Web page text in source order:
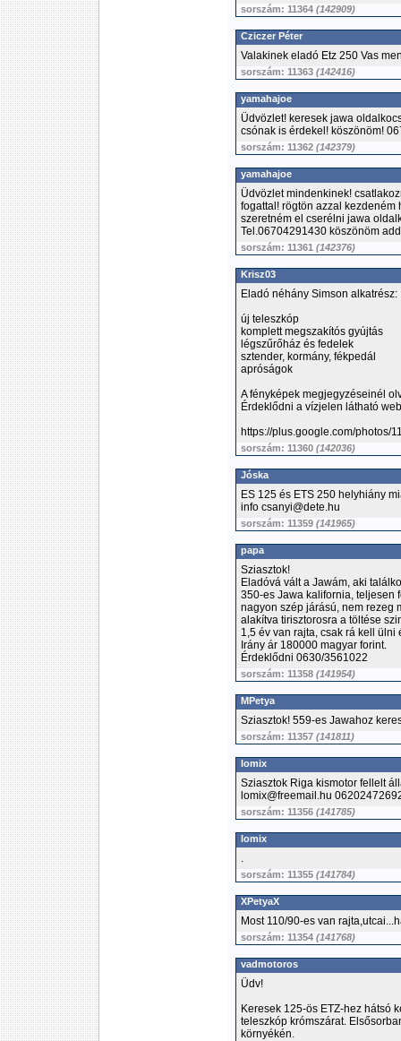
sorszám: 11364 (142909)
Cziczer Péter
Valakinek eladó Etz 250 Vas
sorszám: 11363 (142416)
yamahajoe
Üdvözlet! keresek jawa
csónak is érdekel! köszönöm!
sorszám: 11362 (142379)
yamahajoe
Üdvözlet mindenkinek!
fogattal! rögtön azzal
szeretném el cserélni jawa
Tel.06704291430 köszönöm
sorszám: 11361 (142376)
Krisz03
Eladó néhány Simson alkatrész:
új teleszkóp
komplett megszakítós gyújtás
légszűrőház és fedelek
sztender, kormány, fékpedál
apróságok
A fényképek megjegyzéseinél
Érdeklődni a vízjelen látható
https://plus.google.com/photos/
sorszám: 11360 (142036)
Jóska
ES 125 és ETS 250 helyhiány
info csanyi@dete.hu
sorszám: 11359 (141965)
papa
Sziasztok!
Eladóvá vált a Jawám, aki
350-es Jawa kalifornia, teljesen
nagyon szép járású, nem rezeg
alakítva tirisztorosra a töltése
1,5 év van rajta, csak rá kell ülni
Irány ár 180000 magyar forint.
Érdeklődni 0630/3561022
sorszám: 11358 (141954)
MPetya
Sziasztok! 559-es Jawahoz
sorszám: 11357 (141811)
lomix
Sziasztok Riga kismotor fellelt
lomix@freemail.hu
sorszám: 11356 (141785)
lomix
.
sorszám: 11355 (141784)
XPetyaX
Most 110/90-es van
sorszám: 11354 (141768)
vadmotoros
Üdv!
Keresek 125-ös ETZ-hez hátsó
teleszkóp krómszárat.
környékén.